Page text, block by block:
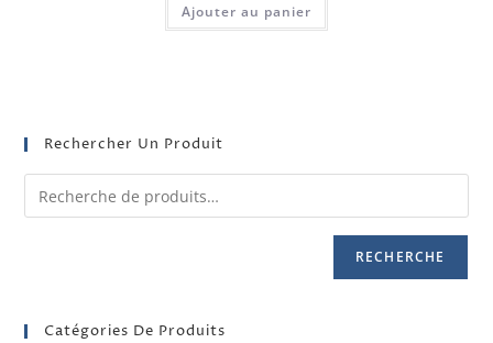
Ajouter au panier
Rechercher Un Produit
RECHERCHE
Catégories De Produits